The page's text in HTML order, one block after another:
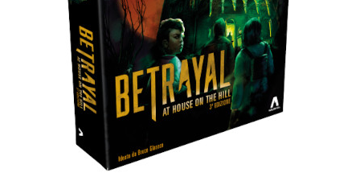
Giochi di Carte Collezionabili
Miniature
Giocattoli e Gadget